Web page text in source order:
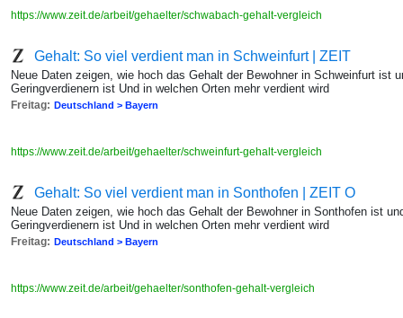
https://www.zeit.de/arbeit/gehaelter/schwabach-gehalt-vergleich
Gehalt: So viel verdient man in Schweinfurt | ZEIT
Neue Daten zeigen, wie hoch das Gehalt der Bewohner in Schweinfurt ist
Geringverdienern ist Und in welchen Orten mehr verdient wird
Freitag: Deutschland > Bayern
https://www.zeit.de/arbeit/gehaelter/schweinfurt-gehalt-vergleich
Gehalt: So viel verdient man in Sonthofen | ZEIT O
Neue Daten zeigen, wie hoch das Gehalt der Bewohner in Sonthofen ist
Geringverdienern ist Und in welchen Orten mehr verdient wird
Freitag: Deutschland > Bayern
https://www.zeit.de/arbeit/gehaelter/sonthofen-gehalt-vergleich